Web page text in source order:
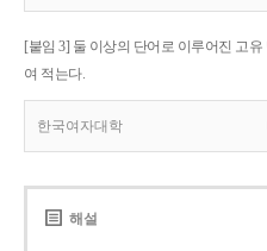
[붙임 3] 둘 이상의 단어로 이루어진 고
여 적는다.
한국여자대학
해설